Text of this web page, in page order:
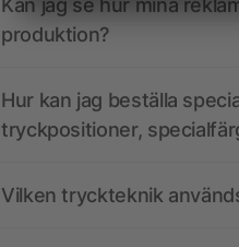
Kan jag se hur mina
produktion?
Hur kan jag beställa
tryckpositioner,
Vilken tryckteknik